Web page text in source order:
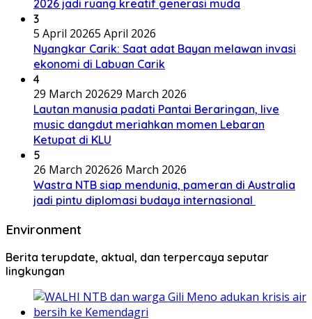
2026 jadi ruang kreatif generasi muda
3
5 April 20265 April 2026
Nyangkar Carik: Saat adat Bayan melawan invasi
ekonomi di Labuan Carik
4
29 March 202629 March 2026
Lautan manusia padati Pantai Beraringan, live
music dangdut meriahkan momen Lebaran
Ketupat di KLU
5
26 March 202626 March 2026
Wastra NTB siap mendunia, pameran di Australia
jadi pintu diplomasi budaya internasional
Environment
Berita terupdate, aktual, dan terpercaya seputar
lingkungan